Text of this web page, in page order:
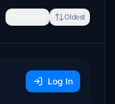
Oldest
Log In